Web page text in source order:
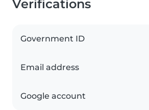
Verifications
Government ID
Email address
Google account